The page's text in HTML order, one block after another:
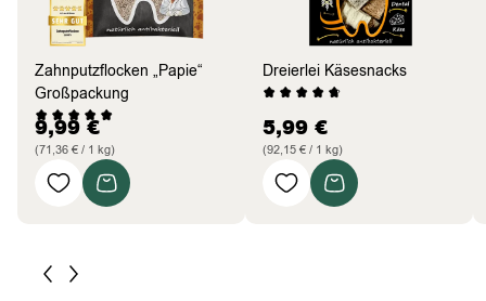
Zahnputzflocken „Papie“
Großpackung
9,99€
(71,36 € / 1 kg)
Dreierlei Käsesnacks
5,99 €
(92,15 € / 1 kg)